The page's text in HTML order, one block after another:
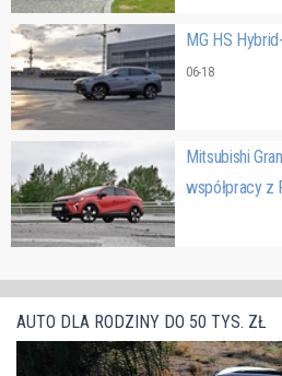
MG HS
06-18
Mitsubishi
współpracy z
AUTO DLA RODZINY DO 50 TYS. ZŁ